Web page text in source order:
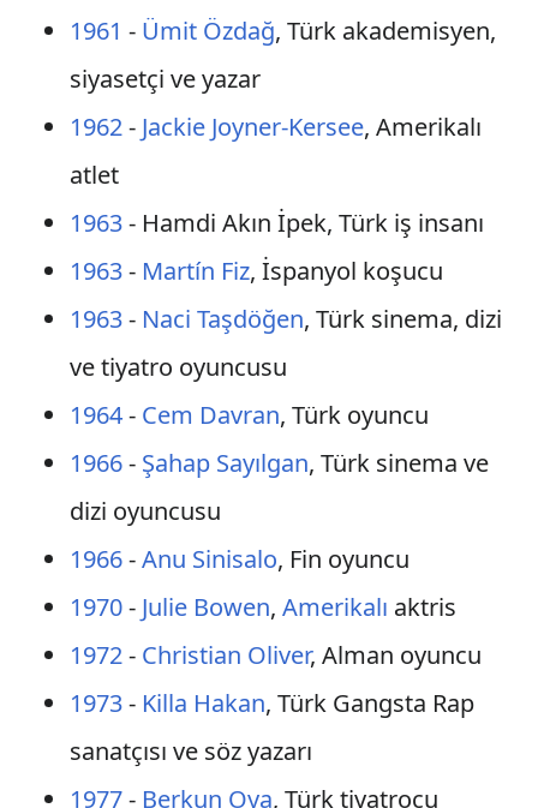
1961 - Ümit Özdağ, Türk akademisyen,
siyasetçi ve yazar
1962- Jackie Joyner-Kersee, Amerikalı
atlet
1963- Hamdi Akın İpek, Türk iş insanı
1963- Martín Fiz, İspanyol koşucu
1963- Naci Taşdöğen, Türk sinema, dizi
ve tiyatro oyuncusu
1964- Cem Davran, Türk oyuncu
1966- Şahap Sayılgan, Türk sinema ve
dizi oyuncusu
1966-Anu Sinisalo, Fin oyuncu
1970- Julie Bowen, Amerikalı aktris
1972- Christian Oliver, Alman oyuncu
1973- Killa Hakan, Türk Gangsta Rap
sanatçısı ve söz yazarı
1977- Berkun Oya, Türk tiyatrocu